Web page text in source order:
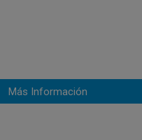
Más Información